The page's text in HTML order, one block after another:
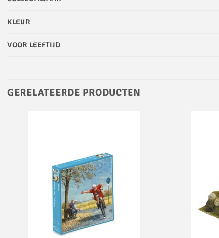
KLEUR
VOOR LEEFTIJD
GERELATEERDE PRODUCTEN